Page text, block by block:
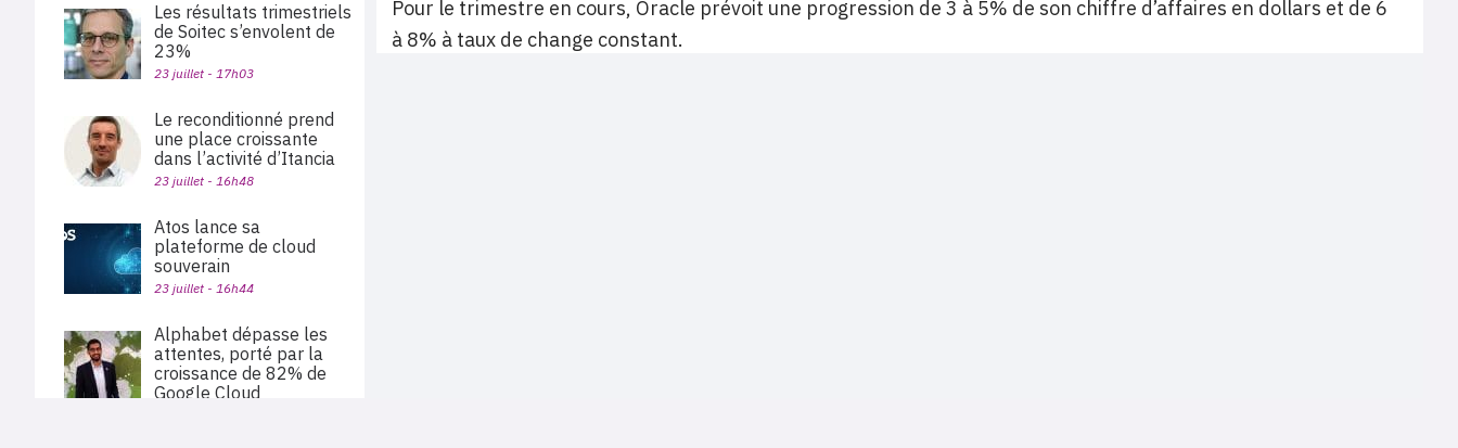
Pour le trimestre en cours, Oracle prévoit une progression de 3 à 5% de son chiffre d’affaires en dollars et de 6
à 8% à taux de change constant.
Les résultats trimestriels
de Soitec s’envolent de
23%
23 juillet - 17h03
Le reconditionné prend
une place croissante
dans l’activité d’Itancia
23 juillet - 16h48
Atos lance sa
plateforme de cloud
souverain
23 juillet - 16h44
Alphabet dépasse les
attentes, porté par la
croissance de 82% de
Google Cloud